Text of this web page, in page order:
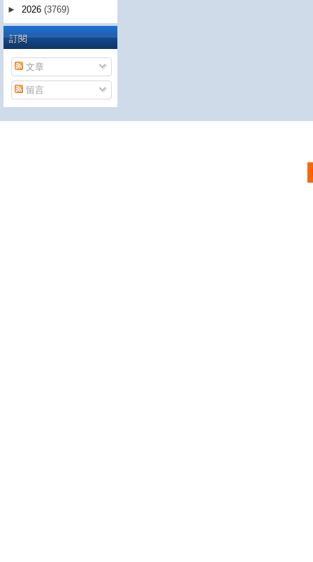
► 2026 (3769)
訂閱
文章
留言